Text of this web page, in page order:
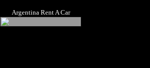
Argentina Rent A Car